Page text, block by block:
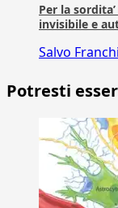
Per la
invisibile e
Salvo
Potresti